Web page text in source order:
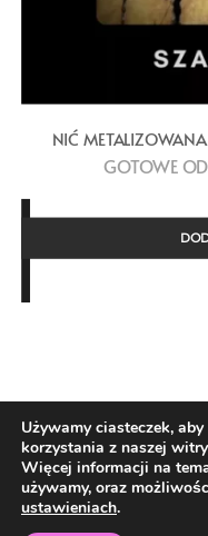
NIĆ
GOTOWE
O Nas
Regulamin
Copyright ©2026
Powered by
Używamy ciasteczek,
korzystania z naszej
Więcej informacji na
używamy, oraz
ustawieniach.